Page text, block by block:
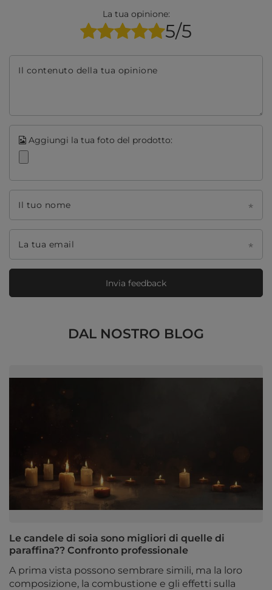
La tua opinione:
5/5
Il contenuto della tua opinione
Aggiungi la tua foto del prodotto:
Il tuo nome
La tua email
Invia feedback
DAL NOSTRO BLOG
Le candele di soia sono migliori di quelle di
paraffina?? Confronto professionale
A prima vista possono sembrare simili, ma la loro
composizione, la combustione e gli effetti sulla